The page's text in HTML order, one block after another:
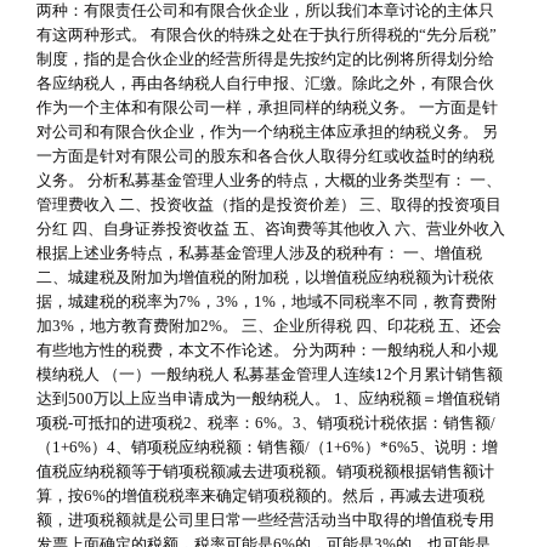
两种：有限责任公司和有限合伙企业，所以我们本章讨论的主体只
有这两种形式。 有限合伙的特殊之处在于执行所得税的“先分后税”
制度，指的是合伙企业的经营所得是先按约定的比例将所得划分给
各应纳税人，再由各纳税人自行申报、汇缴。除此之外，有限合伙
作为一个主体和有限公司一样，承担同样的纳税义务。 一方面是针
对公司和有限合伙企业，作为一个纳税主体应承担的纳税义务。 另
一方面是针对有限公司的股东和各合伙人取得分红或收益时的纳税
义务。 分析私募基金管理人业务的特点，大概的业务类型有： 一、
管理费收入 二、投资收益（指的是投资价差） 三、取得的投资项目
分红 四、自身证券投资收益 五、咨询费等其他收入 六、营业外收入
根据上述业务特点，私募基金管理人涉及的税种有： 一、增值税
二、城建税及附加为增值税的附加税，以增值税应纳税额为计税依
据，城建税的税率为7%，3%，1%，地域不同税率不同，教育费附
加3%，地方教育费附加2%。 三、企业所得税 四、印花税 五、还会
有些地方性的税费，本文不作论述。 分为两种：一般纳税人和小规
模纳税人 （一）一般纳税人 私募基金管理人连续12个月累计销售额
达到500万以上应当申请成为一般纳税人。 1、应纳税额＝增值税销
项税-可抵扣的进项税2、税率：6%。3、销项税计税依据：销售额/
（1+6%）4、销项税应纳税额：销售额/（1+6%）*6%5、说明：增
值税应纳税额等于销项税额减去进项税额。销项税额根据销售额计
算，按6%的增值税税率来确定销项税额的。然后，再减去进项税
额，进项税额就是公司里日常一些经营活动当中取得的增值税专用